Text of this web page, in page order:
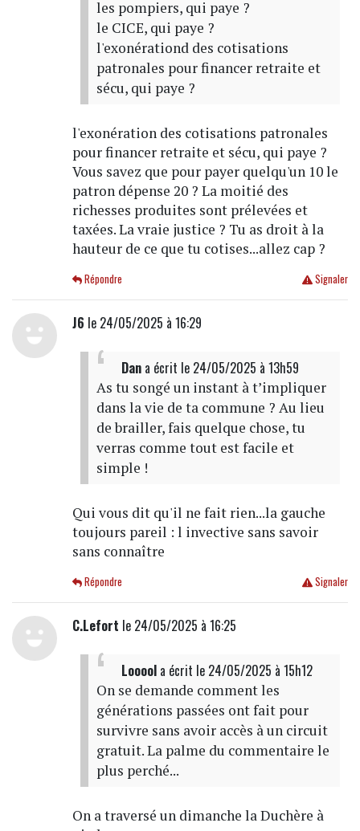
les pompiers, qui paye ?
le CICE, qui paye ?
l'exonérationd des cotisations
patronales pour financer retraite et
sécu, qui paye ?
l'exonération des cotisations patronales
pour financer retraite et sécu, qui paye ?
Vous savez que pour payer quelqu'un 10 le
patron dépense 20 ? La moitié des
richesses produites sont prélevées et
taxées. La vraie justice ? Tu as droit à la
hauteur de ce que tu cotises...allez cap ?
Signaler
Répondre
J6 le 24/05/2025 à 16:29
Dana écrit le 24/05/2025 à 13h59
As tu songé un instant à t’impliquer
dans la vie de ta commune ? Au lieu
de brailler, fais quelque chose, tu
verras comme tout est facile et
simple !
Qui vous dit qu'il ne fait rien...la gauche
toujours pareil : l invective sans savoir
sans connaître
Signaler
Répondre
C.Lefort le 24/05/2025 à 16:25
Loooola écrit le 24/05/2025 à 15h12
On se demande comment les
générations passées ont fait pour
survivre sans avoir accès à un circuit
gratuit. La palme du commentaire le
plus perché...
On a traversé un dimanche la Duchère à